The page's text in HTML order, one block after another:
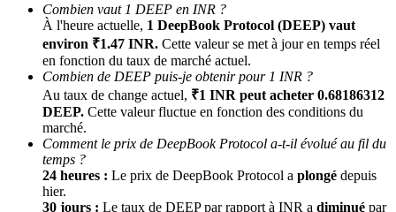
Invitez un ami pour recevoir des récompenses en espèces
BTC Welcome Rewards
Combien vaut 1 DEEP en INR ?
À l'heure actuelle, 1 DeepBook Protocol (DEEP) vaut
environ ₹1.47 INR. Cette valeur se met à jour en temps réel
en fonction du taux de marché actuel.
Combien de DEEP puis-je obtenir pour 1 INR ?
Au taux de change actuel, ₹1 INR peut acheter 0.68186312
DEEP. Cette valeur fluctue en fonction des conditions du
marché.
Comment le prix de DeepBook Protocol a-t-il évolué au fil du
temps ?
24 heures : Le prix de DeepBook Protocol a plongé depuis
hier.
30 jours : Le taux de DEEP par rapport à INR a diminué par